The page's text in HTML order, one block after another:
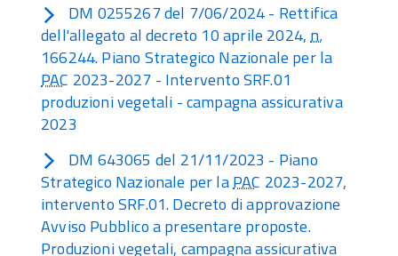
DM 0255267 del 7/06/2024 - Rettifica
dell'allegato al decreto 10 aprile 2024,n.
166244. Piano Strategico Nazionale per la
PAC 2023-2027 - Intervento SRF.01
produzioni vegetali - campagna assicurativa
2023
DM 643065 del 21/11/2023 - Piano
Strategico Nazionale per laPAC 2023-2027,
intervento SRF.01. Decreto di approvazione
Avviso Pubblico a presentare proposte.
Produzioni vegetali, campagna assicurativa